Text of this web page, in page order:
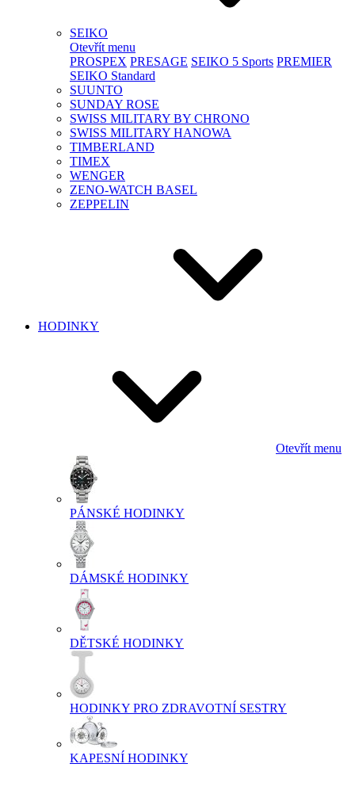
SEIKO
Otevřít menu
PROSPEX PRESAGE SEIKO 5 Sports PREMIER
SEIKO Standard
SUUNTO
SUNDAY ROSE
SWISS MILITARY BY CHRONO
SWISS MILITARY HANOWA
TIMBERLAND
TIMEX
WENGER
ZENO-WATCH BASEL
ZEPPELIN
HODINKY
Otevřít menu
PÁNSKÉ HODINKY
DÁMSKÉ HODINKY
DĚTSKÉ HODINKY
HODINKY PRO ZDRAVOTNÍ SESTRY
KAPESNÍ HODINKY